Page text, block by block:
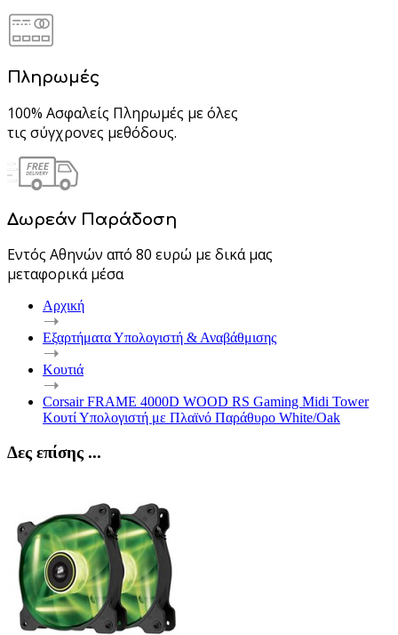
Πληρωμές
100% Ασφαλείς Πληρωμές με όλες
τις σύγχρονες μεθόδους.
Δωρεάν Παράδοση
Εντός Αθηνών από 80 ευρώ με δικά μας
μεταφορικά μέσα
Αρχική
Εξαρτήματα Υπολογιστή & Αναβάθμισης
Κουτιά
Corsair FRAME 4000D WOOD RS Gaming Midi Tower
Κουτί Υπολογιστή με Πλαϊνό Παράθυρο White/Oak
Δες επίσης ...